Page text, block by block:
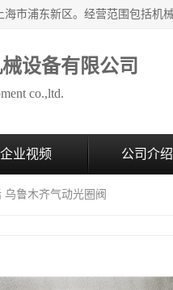
设备有限公司
co.,ltd.
企业视频 公司介绍
鲁木齐气动光圈阀